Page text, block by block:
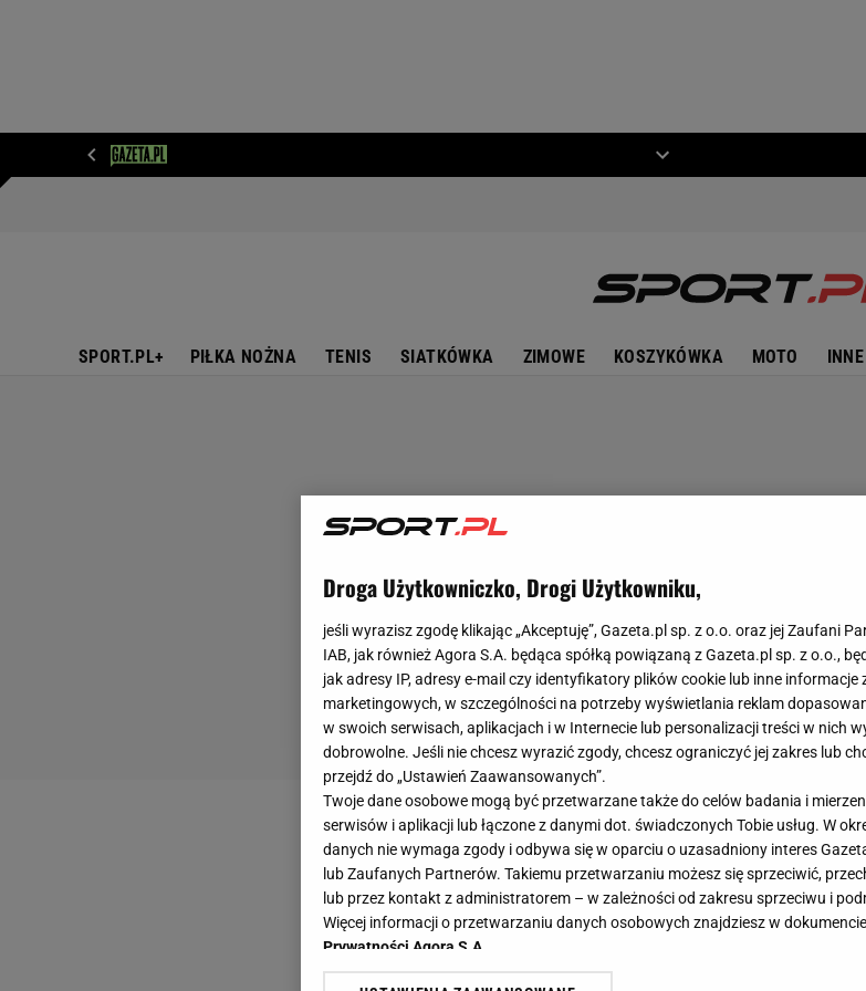
SPORT.PL+ PIŁKA NOŻNA TENIS SIATKÓWKA ZIMOWE KOSZYKÓWKA MOTO INNE
Droga Użytkowniczko, Drogi Użytkowniku,
jeśli wyrazisz zgodę klikając „Akceptuję”, Gazeta.pl sp. z o.o. oraz jej Zaufani
IAB, jak również Agora S.A. będąca spółką powiązaną z Gazeta.pl sp. z o.o.,
jak adresy IP, adresy e-mail czy identyfikatory plików cookie lub inne
marketingowych, w szczególności na potrzeby wyświetlania reklam
w swoich serwisach, aplikacjach i w Internecie lub personalizacji treści w nich
dobrowolne. Jeśli nie chcesz wyrazić zgody, chcesz ograniczyć jej zakres lub
przejdź do „Ustawień Zaawansowanych”.
Twoje dane osobowe mogą być przetwarzane także do celów badania i
serwisów i aplikacji lub łączone z danymi dot. świadczonych Tobie usług. W
danych nie wymaga zgody i odbywa się w oparciu o uzasadniony interes
lub Zaufanych Partnerów. Takiemu przetwarzaniu możesz się sprzeciwić,
lub przez kontakt z administratorem – w zależności od zakresu sprzeciwu i
Więcej informacji o przetwarzaniu danych osobowych znajdziesz w dokumencie
Prywatności Agora S.A.